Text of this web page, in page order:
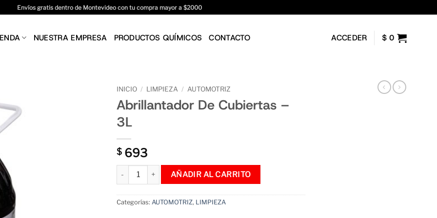
Envíos gratis dentro de Montevideo con tu compra mayor a $2000
NUESTRA EMPRESA PRODUCTOS QUÍMICOS CONTACTO ACCEDER $ 0
INICIO / LIMPIEZA / AUTOMOTRIZ
Abrillantador De Cubiertas –
3L
$ 693
Abrillantador De Cubiertas - 3L cantidad
AÑADIR AL CARRITO
Categorías: AUTOMOTRIZ, LIMPIEZA